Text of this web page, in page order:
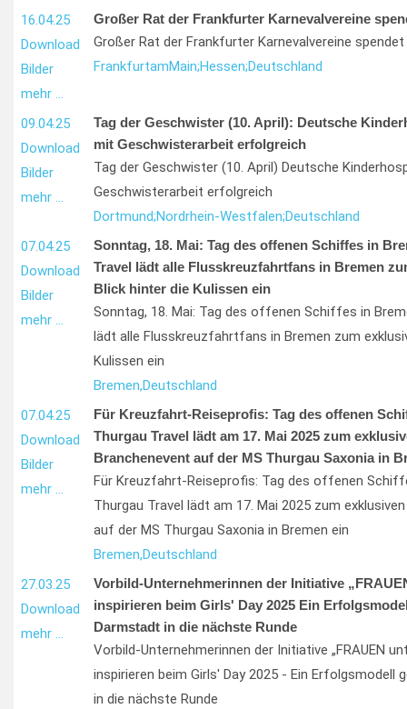
16.04.25
Download
Bilder
mehr …
Großer Rat der Frankfurter Karnevalvereine
Großer Rat der Frankfurter Karnevalvereine spendet
FrankfurtamMain;Hessen;Deutschland
09.04.25
Download
Bilder
mehr …
Tag der Geschwister (10. April): Deutsche
mit Geschwisterarbeit erfolgreich
Tag der Geschwister (10. April) Deutsche
Geschwisterarbeit erfolgreich
Dortmund;Nordrhein-Westfalen;Deutschland
07.04.25
Download
Bilder
mehr …
Sonntag, 18. Mai: Tag des offenen Schiffes in
Travel lädt alle Flusskreuzfahrtfans in Bremen
Blick hinter die Kulissen ein
Sonntag, 18. Mai: Tag des offenen Schiffes in
lädt alle Flusskreuzfahrtfans in Bremen zum
Kulissen ein
Bremen,Deutschland
07.04.25
Download
Bilder
mehr …
Für Kreuzfahrt-Reiseprofis: Tag des offenen
Thurgau Travel lädt am 17. Mai 2025 zum
Branchenevent auf der MS Thurgau Saxonia in
Für Kreuzfahrt-Reiseprofis: Tag des offenen
Thurgau Travel lädt am 17. Mai 2025 zum
auf der MS Thurgau Saxonia in Bremen ein
Bremen,Deutschland
27.03.25
Download
mehr …
Vorbild-Unternehmerinnen der Initiative
inspirieren beim Girls' Day 2025 Ein
Darmstadt in die nächste Runde
Vorbild-Unternehmerinnen der Initiative „FRAUEN
inspirieren beim Girls' Day 2025 - Ein Erfolgsmodell
in die nächste Runde